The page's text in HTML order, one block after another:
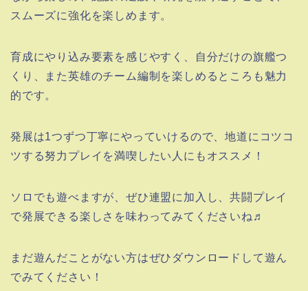
スムーズに強化を楽しめます。
育成にやり込み要素を感じやすく、自分だけの旗艦つ
くり、また英雄のチーム編制を楽しめるところも魅力
的です。
発展は1つずつ丁寧にやっていけるので、地道にコツコ
ツする努力プレイを満喫したい人にもオススメ！
ソロでも遊べますが、ぜひ連盟に加入し、共闘プレイ
で発展できる楽しさを味わってみてくださいね♬
まだ遊んだことがない方はぜひダウンロードして遊ん
でみてください！